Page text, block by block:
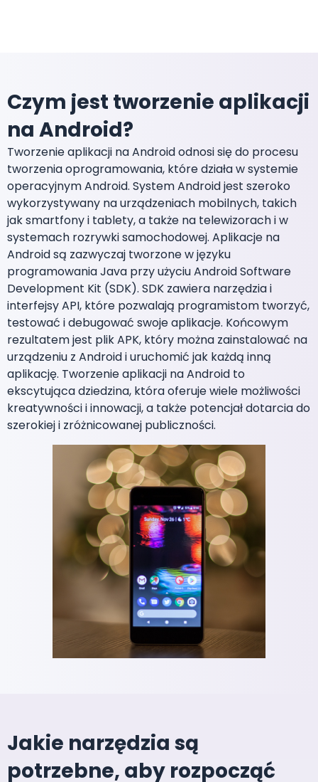
Czym jest tworzenie aplikacji
na Android?
Tworzenie aplikacji na Android odnosi się do procesu
tworzenia oprogramowania, które działa w systemie
operacyjnym Android. System Android jest szeroko
wykorzystywany na urządzeniach mobilnych, takich
jak smartfony i tablety, a także na telewizorach i w
systemach rozrywki samochodowej. Aplikacje na
Android są zazwyczaj tworzone w języku
programowania Java przy użyciu Android Software
Development Kit (SDK). SDK zawiera narzędzia i
interfejsy API, które pozwalają programistom tworzyć,
testować i debugować swoje aplikacje. Końcowym
rezultatem jest plik APK, który można zainstalować na
urządzeniu z Android i uruchomić jak każdą inną
aplikację. Tworzenie aplikacji na Android to
ekscytująca dziedzina, która oferuje wiele możliwości
kreatywności i innowacji, a także potencjał dotarcia do
szerokiej i zróżnicowanej publiczności.
Jakie narzędzia są
potrzebne, aby rozpocząć